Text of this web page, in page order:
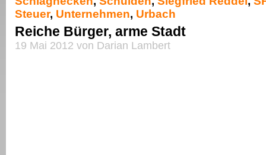
Steuer, Unternehmen, Urbach
Reiche Bürger, arme Stadt
19 Mai 2012 von Darian Lambert